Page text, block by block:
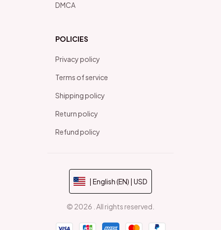
DMCA
POLICIES
Privacy policy
Terms of service
Shipping policy
Return policy
Refund policy
| English (EN) | USD
© 2026 . All rights reserved.